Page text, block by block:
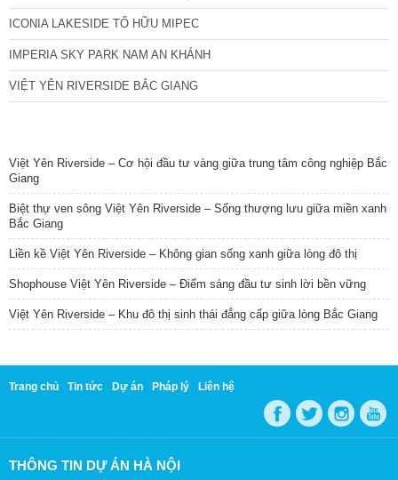
ICONIA LAKESIDE TỐ HỮU MIPEC
IMPERIA SKY PARK NAM AN KHÁNH
VIỆT YÊN RIVERSIDE BẮC GIANG
Việt Yên Riverside – Cơ hội đầu tư vàng giữa trung tâm công nghiệp Bắc
Giang
Biệt thự ven sông Việt Yên Riverside – Sống thượng lưu giữa miền xanh
Bắc Giang
Liền kề Việt Yên Riverside – Không gian sống xanh giữa lòng đô thị
Shophouse Việt Yên Riverside – Điểm sáng đầu tư sinh lời bền vững
Việt Yên Riverside – Khu đô thị sinh thái đẳng cấp giữa lòng Bắc Giang
Trang chủ Tin tức Dự án Pháp lý Liên hệ
THÔNG TIN DỰ ÁN HÀ NỘI